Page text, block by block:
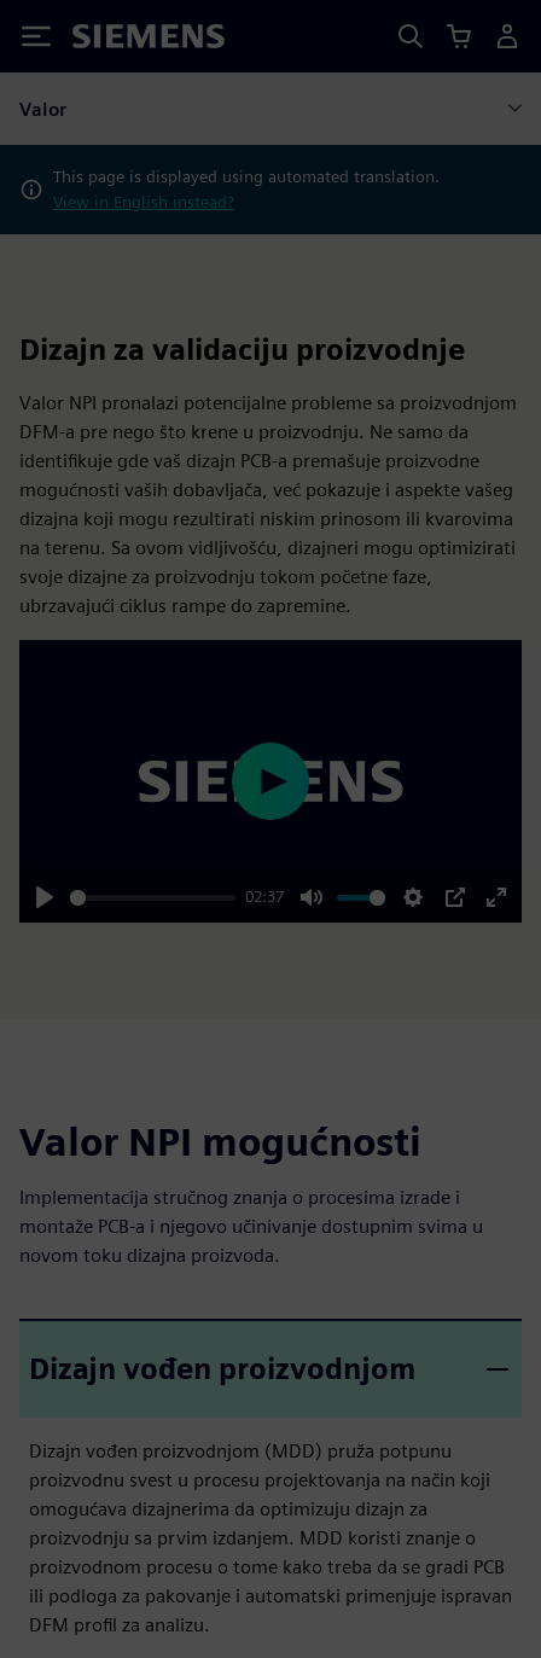
Siemens
Valor
This page is displayed using automated translation.
View in English instead?
Dizajn za validaciju proizvodnje
Valor NPI pronalazi potencijalne probleme sa proizvodnjom
DFM-a pre nego što krene u proizvodnju. Ne samo da
identifikuje gde vaš dizajn PCB-a premašuje proizvodne
mogućnosti vaših dobavljača, već pokazuje i aspekte vašeg
dizajna koji mogu rezultirati niskim prinosom ili kvarovima
na terenu. Sa ovom vidljivošću, dizajneri mogu optimizirati
svoje dizajne za proizvodnju tokom početne faze,
ubrzavajući ciklus rampe do zapremine.
Play
02:37
Mute Settings
PIP
Enter
Play
Valor NPI mogućnosti
Implementacija stručnog znanja o procesima izrade i
montaže PCB-a i njegovo učinivanje dostupnim svima u
novom toku dizajna proizvoda.
Dizajn vođen proizvodnjom
Dizajn vođen proizvodnjom (MDD) pruža potpunu
proizvodnu svest u procesu projektovanja na način koji
omogućava dizajnerima da optimizuju dizajn za
proizvodnju sa prvim izdanjem. MDD koristi znanje o
proizvodnom procesu o tome kako treba da se gradi PCB
ili podloga za pakovanje i automatski primenjuje ispravan
DFM profil za analizu.